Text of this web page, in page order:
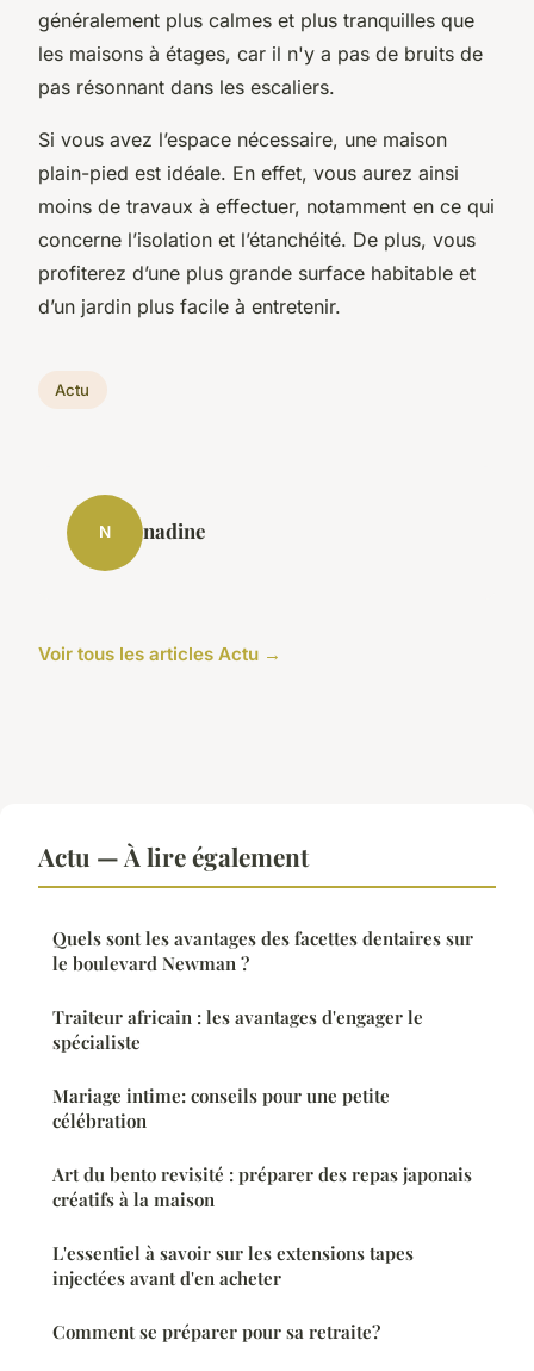
généralement plus calmes et plus tranquilles que
les maisons à étages, car il n'y a pas de bruits de
pas résonnant dans les escaliers.
Si vous avez l’espace nécessaire, une maison
plain-pied est idéale. En effet, vous aurez ainsi
moins de travaux à effectuer, notamment en ce qui
concerne l’isolation et l’étanchéité. De plus, vous
profiterez d’une plus grande surface habitable et
d’un jardin plus facile à entretenir.
Actu
N nadine
Voir tous les articles Actu →
Actu — À lire également
Quels sont les avantages des facettes dentaires sur
le boulevard Newman ?
Traiteur africain : les avantages d'engager le
spécialiste
Mariage intime: conseils pour une petite
célébration
Art du bento revisité : préparer des repas japonais
créatifs à la maison
L'essentiel à savoir sur les extensions tapes
injectées avant d'en acheter
Comment se préparer pour sa retraite?